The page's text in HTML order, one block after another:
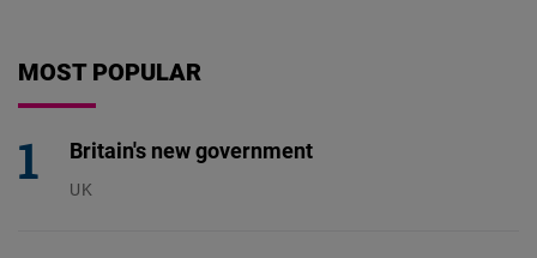
MOST POPULAR
Britain's new government
UK